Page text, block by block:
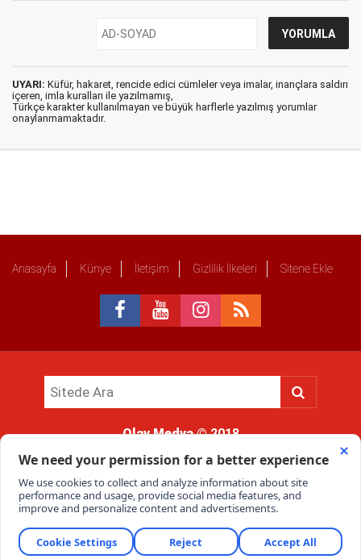
UYARI: Küfür, hakaret, rencide edici cümleler veya imalar, inançlara saldırı
içeren, imla kuralları ile yazılmamış,
Türkçe karakter kullanılmayan ve büyük harflerle yazılmış yorumlar
onaylanmamaktadır.
Anasayfa Künye İletişim Gizlilik İlkeleri Sitene Ekle
Olay Medya© 2018
kullanımı hukuki yaptırıma tabidir.
Haber Portalı Yazılımı